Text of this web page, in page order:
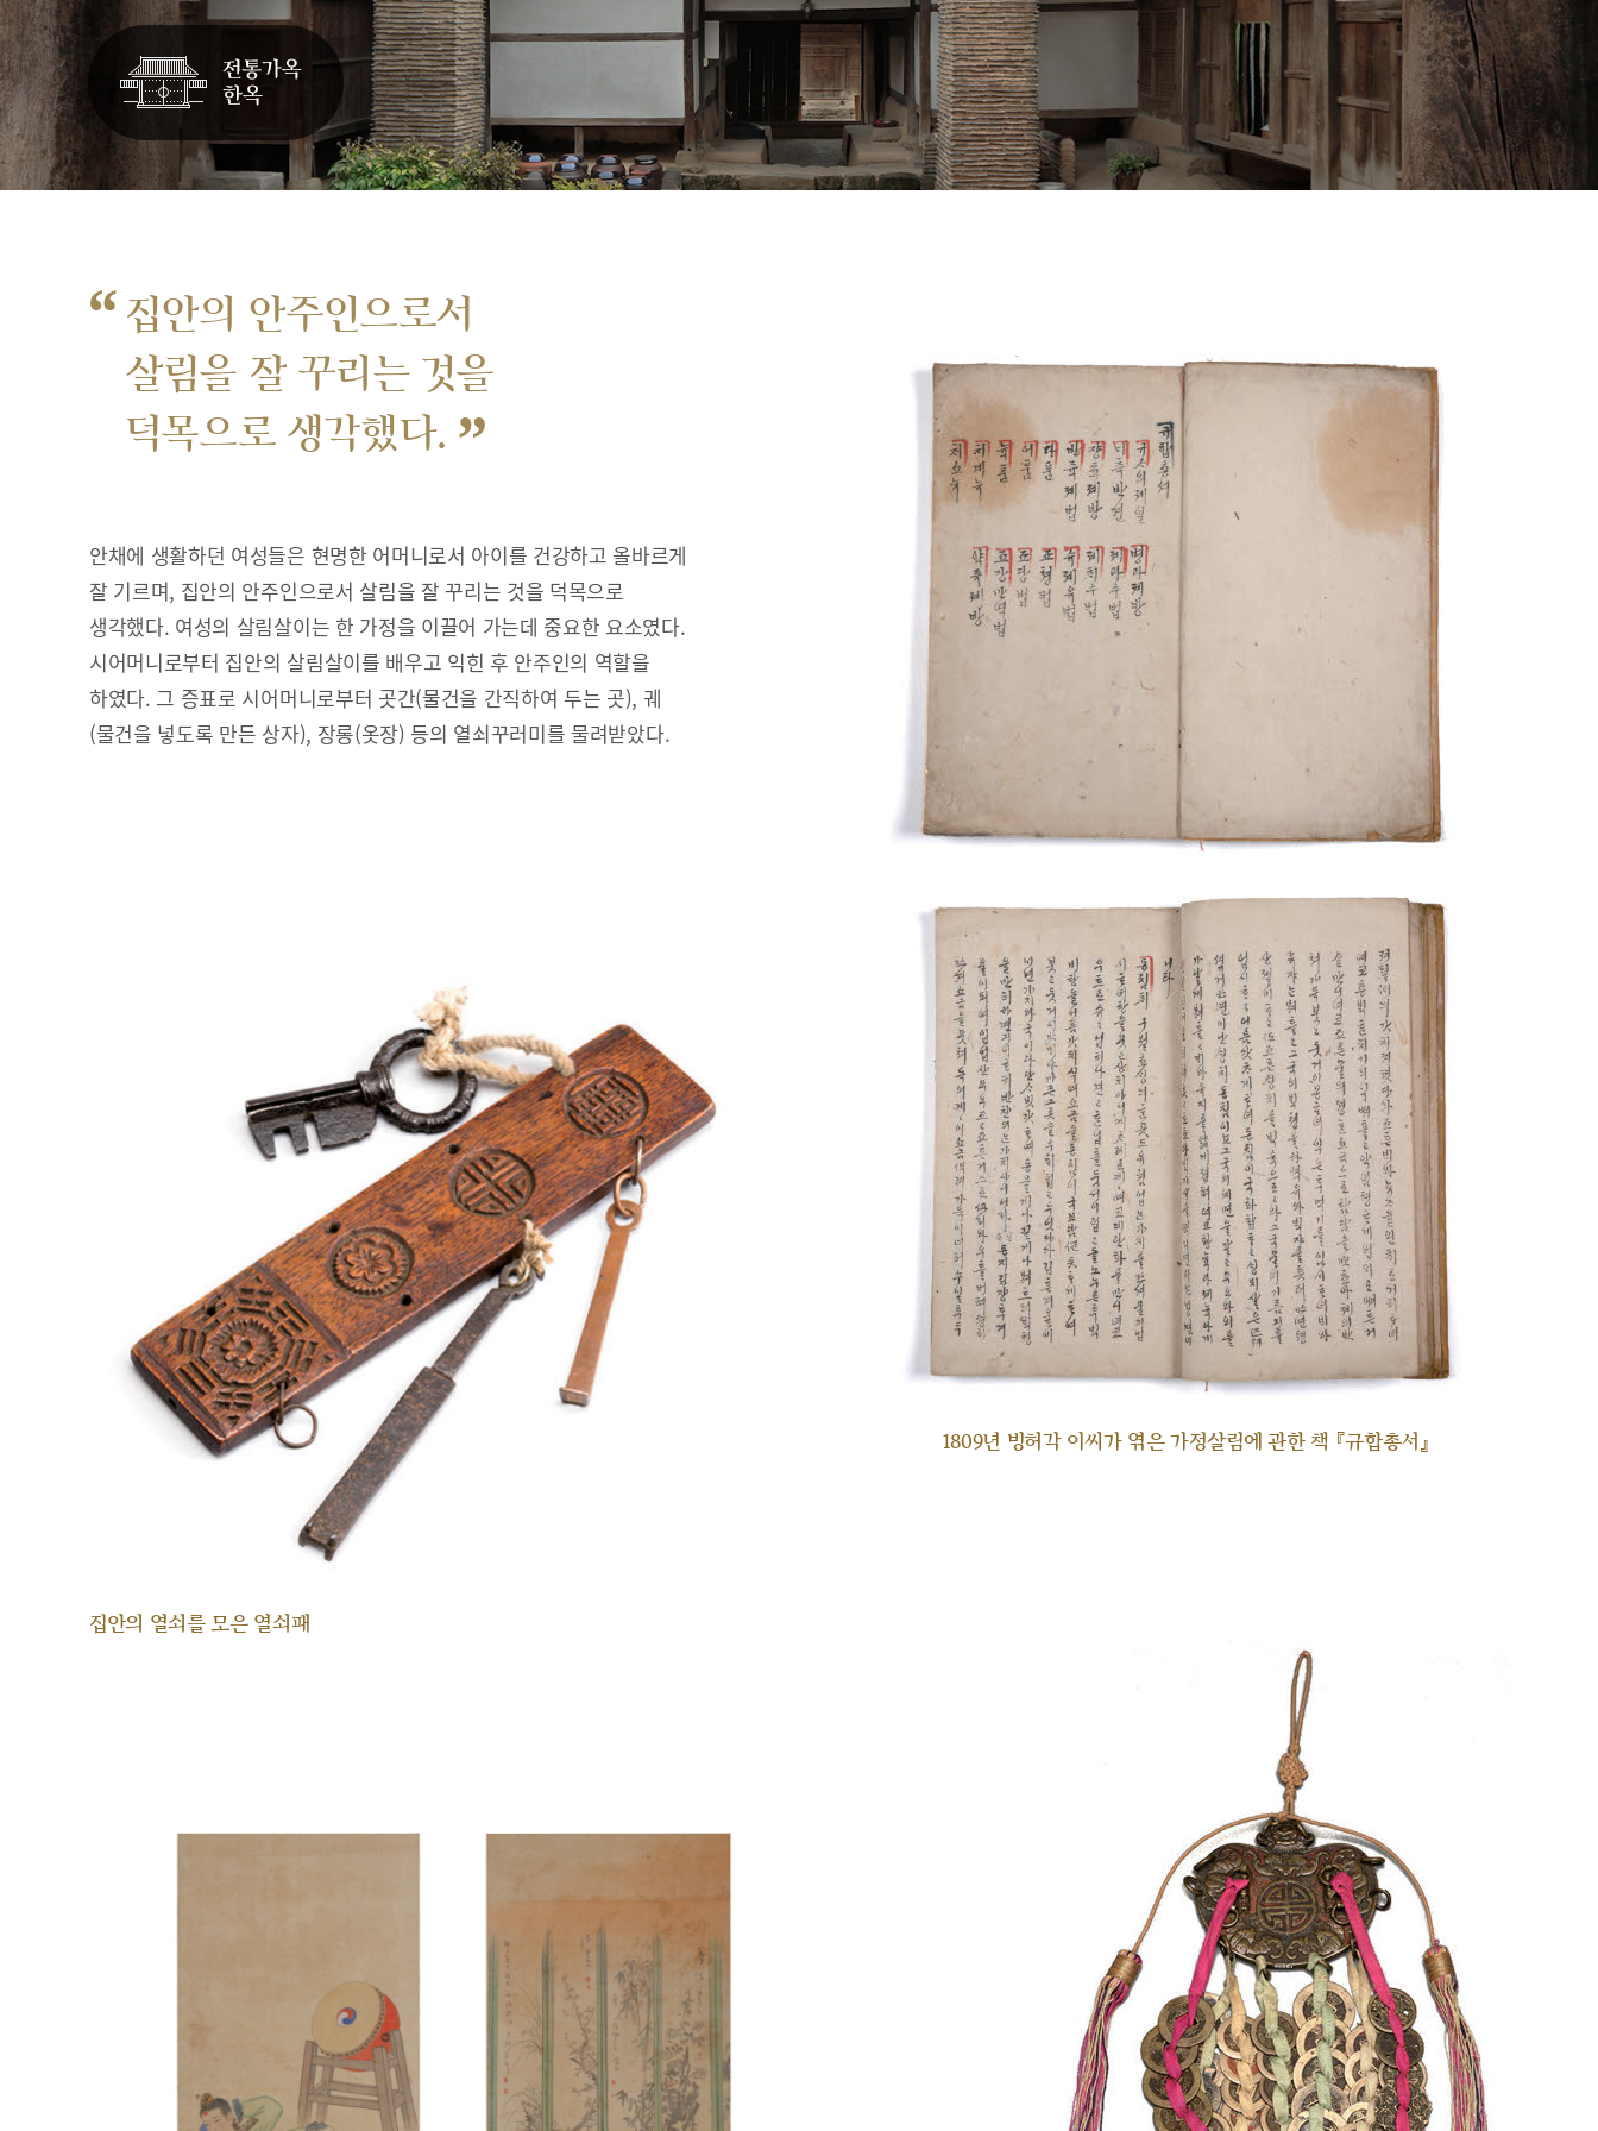
“ 집안의 안주인으로서
살림을 잘 꾸리는 것을
덕목으로 생각했다. ”
안채에 생활하던 여성들은 현명한 어머니로서 아이를 건강하고 올바르게
잘 기르며, 집안의 안주인으로서 살림을 잘 꾸리는 것을 덕목으로
생각했다. 여성의 살림살이는 한 가정을 이끌어 가는데 중요한 요소였다.
시어머니로부터 집안의 살림살이를 배우고 익힌 후 안주인의 역할을
하였다. 그 증표로 시어머니로부터 곳간(물건을 간직하여 두는 곳), 궤
(물건을 넣도록 만든 상자), 장롱(옷장) 등의 열쇠꾸러미를 물려받았다.
1809년 빙허각 이씨가 엮은 가정살림에 관한 책 『규합총서』
집안의 열쇠를 모은 열쇠패